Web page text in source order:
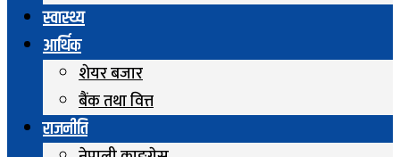
स्वास्थ्य
आर्थिक
शेयर बजार
बैंक तथा वित्त
राजनीति